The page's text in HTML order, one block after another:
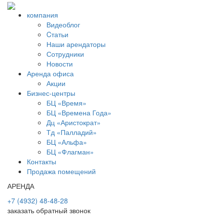
компания
Видеоблог
Cтатьи
Наши арендаторы
Сотрудники
Новости
Аренда офиса
Акции
Бизнес-центры
БЦ «Время»
БЦ «Времена Года»
Дц «Аристократ»
Тд «Палладий»
БЦ «Альфа»
БЦ «Флагман»
Контакты
Продажа помещений
АРЕНДА
+7 (4932) 48-48-28
заказать обратный звонок